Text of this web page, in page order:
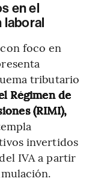
en el
laboral
foco en
tributario
Régimen de
(RIMI),
invertidos
IVA a partir